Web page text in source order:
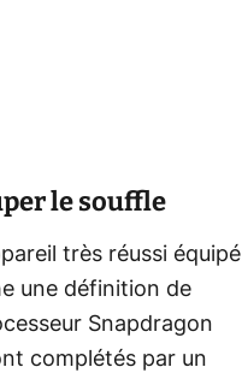
le souffle
très réussi équipé
une définition de
Snapdragon
complétés par un